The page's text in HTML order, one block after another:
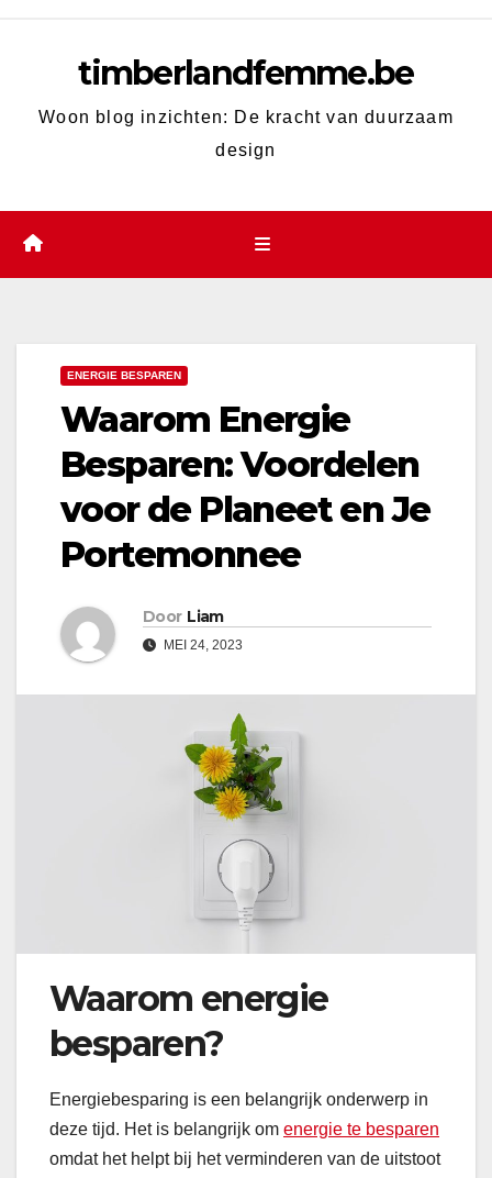
timberlandfemme.be
Woon blog inzichten: De kracht van duurzaam
design
ENERGIE BESPAREN
Waarom Energie
Besparen: Voordelen
voor de Planeet en Je
Portemonnee
Door Liam
MEI 24, 2023
Waarom energie
besparen?
Energiebesparing is een belangrijk onderwerp in
deze tijd. Het is belangrijk om energie te besparen
omdat het helpt bij het verminderen van de uitstoot